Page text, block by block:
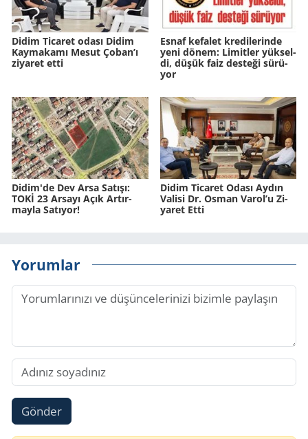
Didim Ticaret odası Didim
Kaymakamı Mesut Çoban’ı
ziyaret etti
Esnaf ke­fa­let kre­di­le­rin­de
yeni dönem: Li­mit­ler yük­sel­
di, düşük faiz des­te­ği sü­rü­
yor
Didim'de Dev Arsa Sa­tı­şı:
TOKİ 23 Ar­sa­yı Açık Ar­tır­
may­la Sa­tı­yor!
Didim Ti­ca­ret Odası Aydın
Va­li­si Dr. Osman Varol’u Zi­
ya­ret Etti
Yorumlar
Gönder